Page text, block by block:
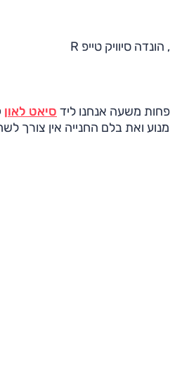
משעה אנחנו ליד סיאט לאון
ואת בלם החנייה אין צורך